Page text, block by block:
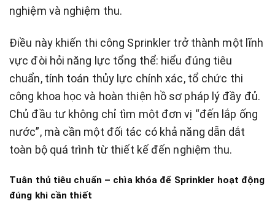
nghiệm và nghiệm thu.
Điều này khiến thi công Sprinkler trở thành một lĩnh
vực đòi hỏi năng lực tổng thể: hiểu đúng tiêu
chuẩn, tính toán thủy lực chính xác, tổ chức thi
công khoa học và hoàn thiện hồ sơ pháp lý đầy đủ.
Chủ đầu tư không chỉ tìm một đơn vị “đến lắp ống
nước”, mà cần một đối tác có khả năng dẫn dắt
toàn bộ quá trình từ thiết kế đến nghiệm thu.
Tuân thủ tiêu chuẩn – chìa khóa để Sprinkler hoạt động
đúng khi cần thiết